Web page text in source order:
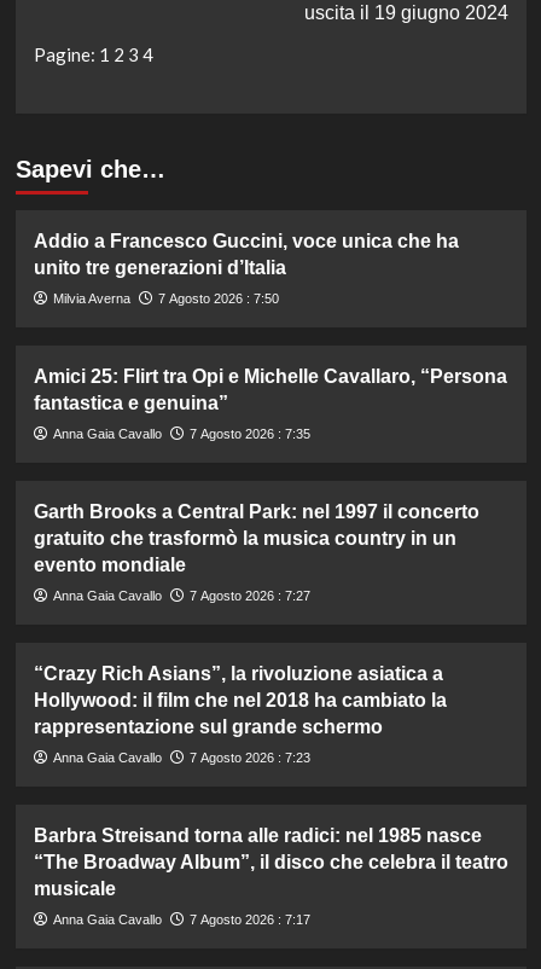
uscita il 19 giugno 2024
Pagine: 1 2 3 4
Sapevi che…
Addio a Francesco Guccini, voce unica che ha
unito tre generazioni d’Italia
Milvia Averna 7 Agosto 2026 : 7:50
Amici 25: Flirt tra Opi e Michelle Cavallaro, “Persona
fantastica e genuina”
Anna Gaia Cavallo 7 Agosto 2026 : 7:35
Garth Brooks a Central Park: nel 1997 il concerto
gratuito che trasformò la musica country in un
evento mondiale
Anna Gaia Cavallo 7 Agosto 2026 : 7:27
“Crazy Rich Asians”, la rivoluzione asiatica a
Hollywood: il film che nel 2018 ha cambiato la
rappresentazione sul grande schermo
Anna Gaia Cavallo 7 Agosto 2026 : 7:23
Barbra Streisand torna alle radici: nel 1985 nasce
“The Broadway Album”, il disco che celebra il teatro
musicale
Anna Gaia Cavallo 7 Agosto 2026 : 7:17